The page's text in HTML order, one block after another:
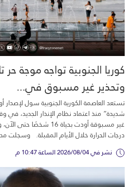
وتحذير غير مسبوق في...
تستعد العاصمة الكورية الجنوبية سول
شديدة” منذ اعتماد نظام الإنذار الجديد،
غير مسبوقة أودت بحياة
درجات الحرارة خلال الأيام المقبلة. وسجلت
نشر في 2026/08/04 الساعة 10:47 م